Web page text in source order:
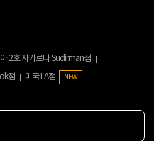
2호 자카르타 Sudirman점
점 미국 LA점 NEW